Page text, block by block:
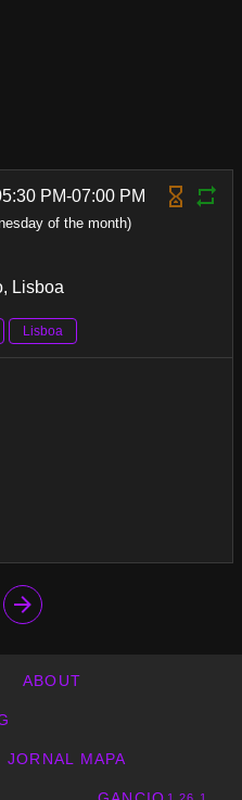
PM-07:00 PM
of the month)
Lisboa
Lisboa
ABOUT
JORNAL MAPA